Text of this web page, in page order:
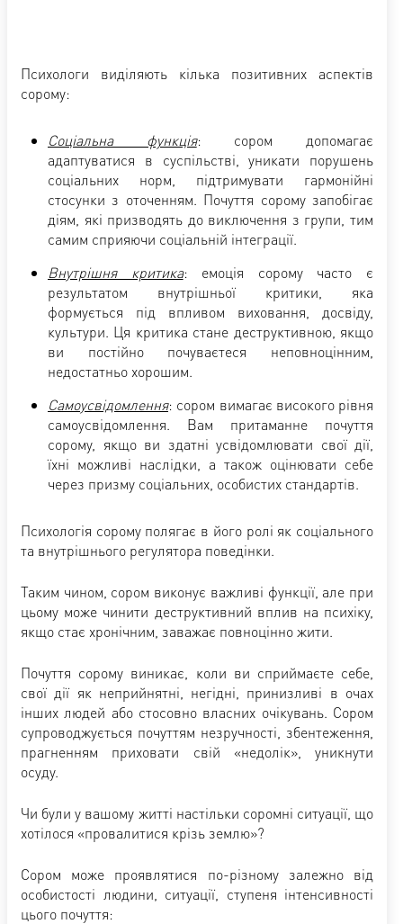
Психологи виділяють кілька позитивних аспектів
сорому:
Соціальна функція: сором допомагає
адаптуватися в суспільстві, уникати порушень
соціальних норм, підтримувати гармонійні
стосунки з оточенням. Почуття сорому запобігає
діям, які призводять до виключення з групи, тим
самим сприяючи соціальній інтеграції.
Внутрішня критика: емоція сорому часто є
результатом внутрішньої критики, яка
формується під впливом виховання, досвіду,
культури. Ця критика стане деструктивною, якщо
ви постійно почуваєтеся неповноцінним,
недостатньо хорошим.
Самоусвідомлення: сором вимагає високого рівня
самоусвідомлення. Вам притаманне почуття
сорому, якщо ви здатні усвідомлювати свої дії,
їхні можливі наслідки, а також оцінювати себе
через призму соціальних, особистих стандартів.
Психологія сорому полягає в його ролі як соціального
та внутрішнього регулятора поведінки.
Таким чином, сором виконує важливі функції, але при
цьому може чинити деструктивний вплив на психіку,
якщо стає хронічним, заважає повноцінно жити.
Почуття сорому виникає, коли ви сприймаєте себе,
свої дії як неприйнятні, негідні, принизливі в очах
інших людей або стосовно власних очікувань. Сором
супроводжується почуттям незручності, збентеження,
прагненням приховати свій «недолік», уникнути
осуду.
Чи були у вашому житті настільки соромні ситуації, що
хотілося «провалитися крізь землю»?
Сором може проявлятися по-різному залежно від
особистості людини, ситуації, ступеня інтенсивності
цього почуття: